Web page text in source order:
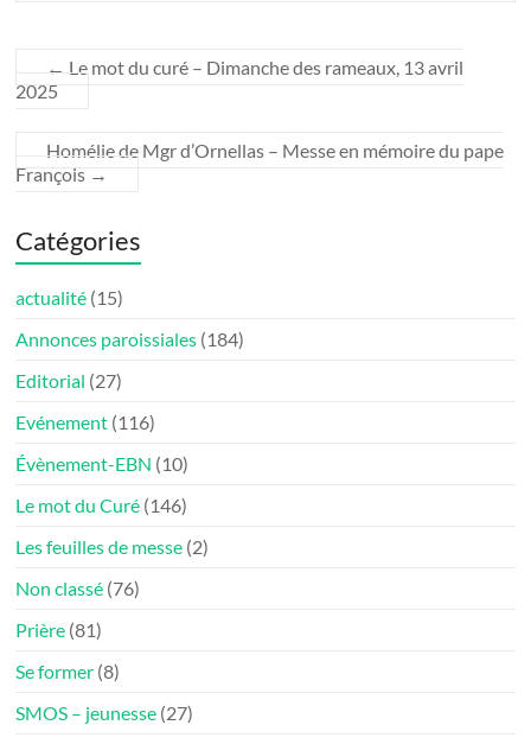
← Le mot du curé – Dimanche des rameaux, 13 avril
2025
Homélie de Mgr d’Ornellas – Messe en mémoire du pape
François →
Catégories
actualité (15)
Annonces paroissiales (184)
Editorial (27)
Evénement (116)
Évènement-EBN (10)
Le mot du Curé (146)
Les feuilles de messe (2)
Non classé (76)
Prière (81)
Se former (8)
SMOS – jeunesse (27)